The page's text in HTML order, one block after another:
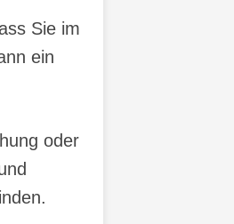
Sie im
ein
oder